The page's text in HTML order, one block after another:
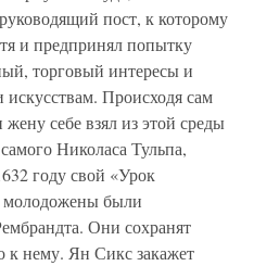
пост, к которому
и предпринял попытку
торговый интересы и
Происходя сам
себе взял из этой среды
Николаса Тульпа,
году свой «Урок
молодожены были
Они сохранят
к нему. Ян Сикс закажет